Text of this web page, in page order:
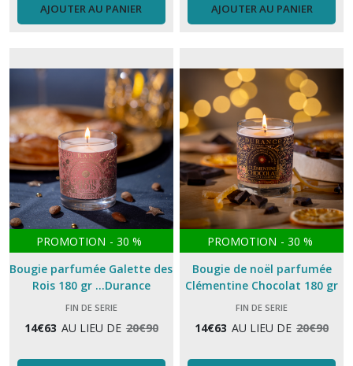
AJOUTER AU PANIER AJOUTER AU PANIER
PROMOTION - 30 %
Bougie parfumée Galette des
Rois 180 gr ...Durance
FIN DE SERIE
14€63 AU LIEU DE 20€90
PROMOTION - 30 %
Bougie de noël parfumée
Clémentine Chocolat 180 gr
...Durance
FIN DE SERIE
14€63 AU LIEU DE 20€90